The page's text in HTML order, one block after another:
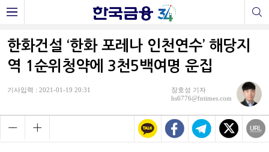
한화건설 ‘한화 포레나 인천연수’ 해당지
역 1순위청약에 3천5백여명 운집
기사입력 : 2021-01-19 20:31
장호성 기자
hs6776@fntimes.com